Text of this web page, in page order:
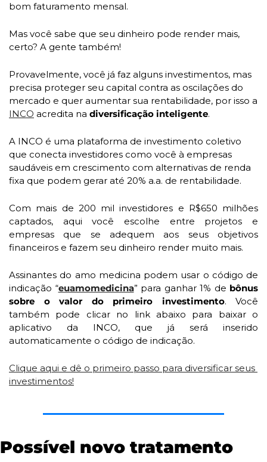
bom faturamento mensal.
Mas você sabe que seu dinheiro pode render mais,
certo? A gente também!
Provavelmente, você já faz alguns investimentos, mas
precisa proteger seu capital contra as oscilações do
INCO acredita na diversificação inteligente.
A INCO é uma plataforma de investimento coletivo
que conecta investidores como você à empresas
saudáveis em crescimento com alternativas de renda
fixa que podem gerar até 20% a.a. de rentabilidade.
Com mais de 200 mil investidores e R$650 milhões
captados, aqui você escolhe entre projetos e
empresas que se adequem aos seus objetivos
financeiros e fazem seu dinheiro render muito mais.
Assinantes do amo medicina podem usar o código de
indicação “euamomedicina” para ganhar 1% de bônus
sobre o valor do primeiro investimento. Você
também pode clicar no link abaixo para baixar o
aplicativo da INCO, que já será inserido
automaticamente o código de indicação.
Clique aqui e dê o primeiro passo para diversificar seus
investimentos!
Possível novo tratamento